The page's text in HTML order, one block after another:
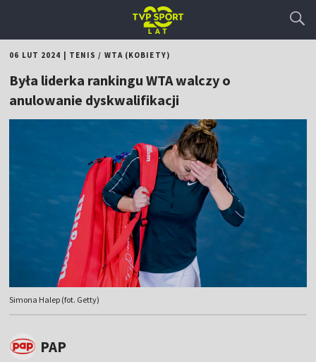
06 LUT 2024 TENIS / WTA (KOBIETY)
Była liderka rankingu WTA walczy o
anulowanie dyskwalifikacji
Simona Halep (fot. Getty)
PAP